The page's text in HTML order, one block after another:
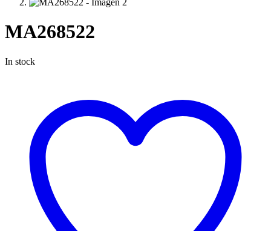
MA268522
In stock